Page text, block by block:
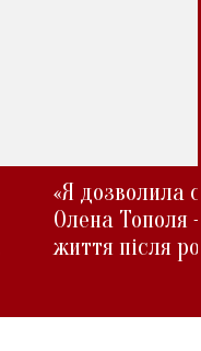
«Я дозволила
Олена Тополя
життя після